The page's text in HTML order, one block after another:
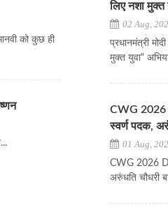
को कुछ ही
लिए नशा मुक्त
02 Aug,
प्रधानमंत्री
मुक्त युवा"
CWG 2026
स्वर्ण पदक,
01 Aug,
CWG 2026
अरुंधति चौधरी